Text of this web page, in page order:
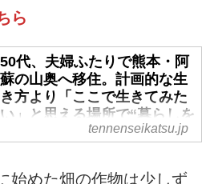
ら
50代、夫婦ふたりで熊本・阿
蘇の山奥へ移住。計画的な生
き方より「ここで生きてみた
い」と思える場所で“暮らしを
手づくり”してみる／asoうぶ
tennenseikatsu.jp
始めた畑の作物は少しず